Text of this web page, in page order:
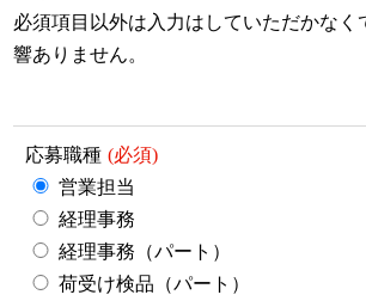
必須項目以外は入力はしていただかなく
響ありません。
応募職種
営業担当
経理事務
経理事務（パート）
荷受け検品（パート）